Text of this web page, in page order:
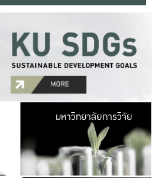
มหาวิ
มีพื้นที่เขียวสดใส
เป็นป่าในเมือง เกษต
มหาวิทยาลัยการวิจัย